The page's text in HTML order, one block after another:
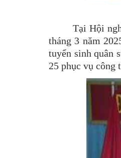
Tại Hội
tháng 3 năm
tuyển sinh quân
25 phục vụ công